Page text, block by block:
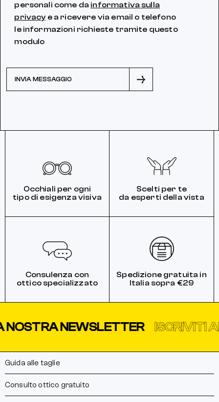
personali come da informativa sulla
privacye a ricevere via email o telefono
le informazioni richieste tramite questo
modulo
INVIA MESSAGGIO
Occhiali per ogni
tipo di esigenza visiva
Scelti per te
da esperti della vista
Consulenza con
ottico specializzato
Spedizione gratuita in
Italia sopra €29
NEWSLETTER ISCRIVITI
Guida alle taglie
Consulto ottico gratuito